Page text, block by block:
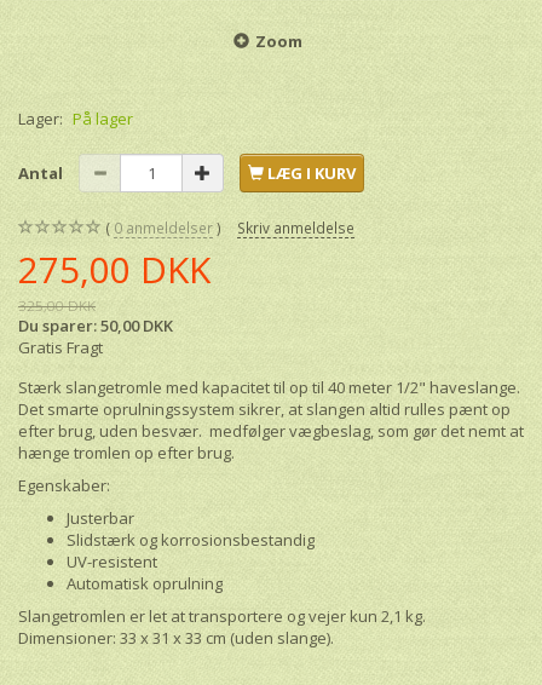
Zoom
Lager: På lager
Antal LÆG I KURV
0 anmeldelser Skriv anmeldelse
275,00 DKK
325,00 DKK
Du sparer:50,00 DKK
Gratis Fragt
Stærk slangetromle med kapacitet til op til 40 meter 1/2" haveslange.
Det smarte oprulningssystem sikrer, at slangen altid rulles pænt op
efter brug, uden besvær. medfølger vægbeslag, som gør det nemt at
hænge tromlen op efter brug.
Egenskaber:
Justerbar
Slidstærk og korrosionsbestandig
UV-resistent
Automatisk oprulning
Slangetromlen er let at transportere og vejer kun 2,1 kg.
Dimensioner: 33 x 31 x 33 cm (uden slange).